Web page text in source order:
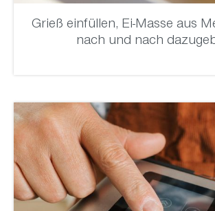
Grieß einfüllen, Ei-Masse aus
nach und nach